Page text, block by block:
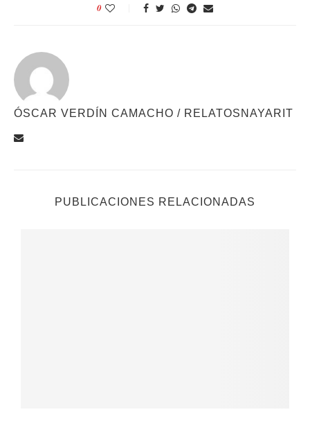
0
ÓSCAR VERDÍN CAMACHO / RELATOSNAYARIT
PUBLICACIONES RELACIONADAS